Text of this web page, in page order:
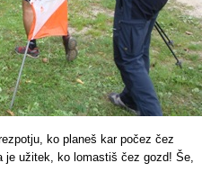
ko planeš kar počez čez
je užitek, ko lomastiš čez gozd! Še,